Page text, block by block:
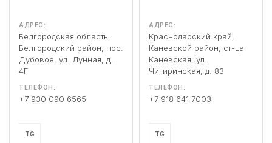
АДРЕС:
Белгородская область,
Белгородский район, пос.
Дубовое, ул. Лунная, д.
4Г
ТЕЛЕФОН:
+7 930 090 6565
TG
АДРЕС:
Краснодарский край,
Каневской район, ст-ца
Каневская, ул.
Чигиринская, д. 83
ТЕЛЕФОН:
+7 918 641 7003
TG